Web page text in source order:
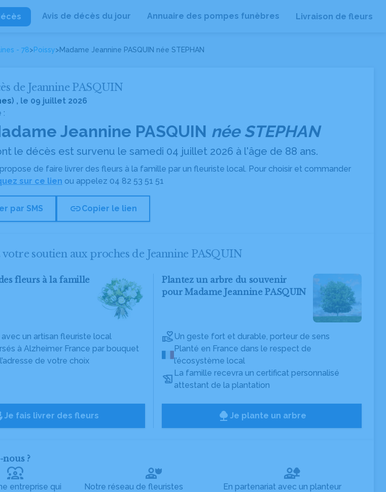
Avis de décès du jour Annuaire des pompes funèbres Livraison de fleurs
- 78>Poissy>Madame Jeannine PASQUIN née STEPHAN
de Jeannine PASQUIN
) , le 09 juillet 2026
:
Jeannine PASQUIN née STEPHAN
le décès est survenu le samedi 04 juillet 2026 à l'âge de 88 ans.
de faire livrer des fleurs à la famille par un fleuriste local. Pour choisir et commander
sur ce lien ou appelez 04 82 53 51 51
par SMS linkCopier le lien
soutien aux proches de Jeannine PASQUIN
fleurs à la famille
avec un artisan fleuriste local
à Alzheimer France par bouquet
de votre choix
Je fais livrer des fleurs
Plantez un arbre du souvenir
pour Madame Jeannine PASQUIN
Un geste fort et durable, porteur de sens
Planté en France dans le respect de
l’écosystème local
La famille recevra un certificat personnalisé
attestant de la plantation
Je plante un arbre
?
diversity_1
entreprise qui
Notre réseau de fleuristes
En partenariat avec un planteur